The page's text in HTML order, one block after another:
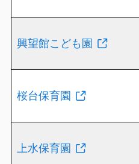
興望館こども園
桜台保育園
上水保育園